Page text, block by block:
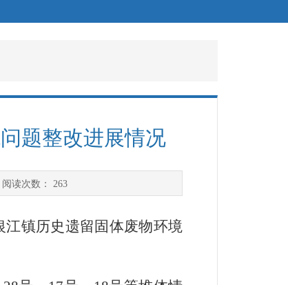
题整改进展情况
次数： 263
镇历史遗留固体废物环境